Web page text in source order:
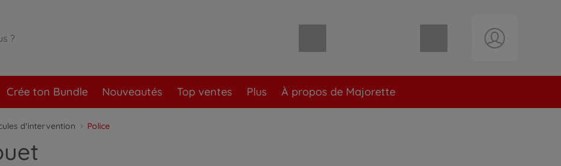
Crée ton Bundle Nouveautés Top ventes Plus À propos de Majorette
d'intervention Police